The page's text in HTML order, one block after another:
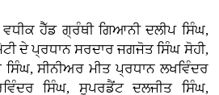
ਹੈੱਡ ਗ੍ਰੰਥੀ ਗਿਆਨੀ ਦਲੀਪ ਸਿੰਘ,
ਦੇ ਪ੍ਰਧਾਨ ਸਰਦਾਰ ਜਗਜੋਤ ਸਿੰਘ ਸੋਹੀ,
ਸੀਨੀਅਰ ਮੀਤ ਪ੍ਰਧਾਨ ਲਖਵਿੰਦਰ
ਸਿੰਘ, ਸੁਪਰਡੈਂਟ ਦਲਜੀਤ ਸਿੰਘ,